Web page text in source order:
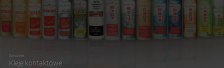
Aerozole
Kleje kontaktowe